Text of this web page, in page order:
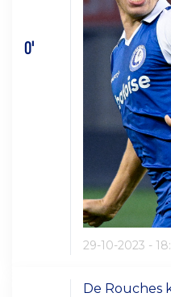
0'
29-10-2023 -
De Rouches